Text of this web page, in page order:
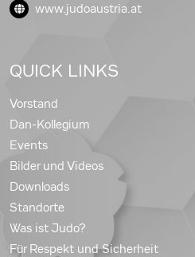
www.judoaustria.at
QUICK LINKS
Vorstand
Dan-Kollegium
Events
Bilder und Videos
Downloads
Standorte
Was ist Judo?
Für Respekt und Sicherheit